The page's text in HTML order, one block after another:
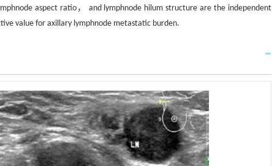
aspect ratio， and lymphnode hilum structure are the independent
value for axillary lymphnode metastatic burden.